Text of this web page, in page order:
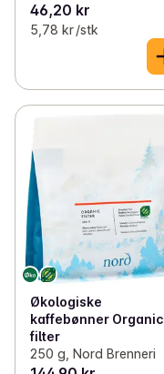
46,20 kr
5,78 kr /stk
Økologiske
kaffebønner Organic
filter
250 g, Nord Brenneri